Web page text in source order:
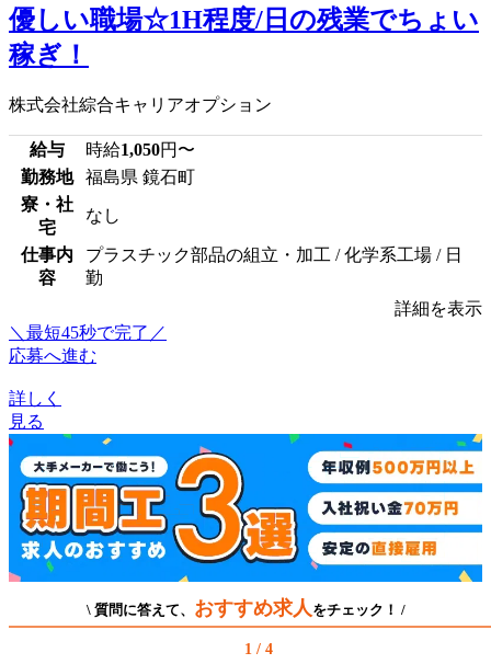
優しい職場☆1H程度/日の残業でちょい
稼ぎ！
株式会社綜合キャリアオプション
給与 時給1,050円〜
勤務地
福島県 鏡石町
寮・社
宅
なし
仕事内
容
プラスチック部品の組立・加工 / 化学系工場 / 日
勤
詳細を表示
＼最短45秒で完了／
応募へ進む
詳しく
見る
\ 質問に答えて、 おすすめ求人 をチェック！ /
1 / 4